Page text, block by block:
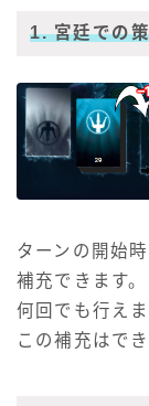
1. 宮廷での
ターンの開始
補充できます。
何回でも行え
この補充はでき